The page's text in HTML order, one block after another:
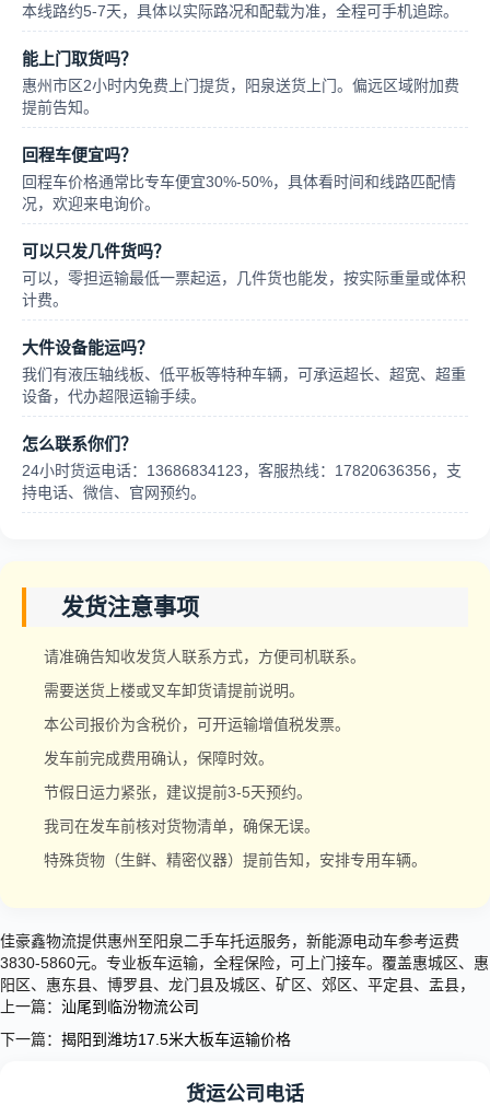
本线路约5-7天，具体以实际路况和配载为准，全程可手机追踪。
能上门取货吗？
惠州市区2小时内免费上门提货，阳泉送货上门。偏远区域附加费
提前告知。
回程车便宜吗？
回程车价格通常比专车便宜30%-50%，具体看时间和线路匹配情
况，欢迎来电询价。
可以只发几件货吗？
可以，零担运输最低一票起运，几件货也能发，按实际重量或体积
计费。
大件设备能运吗？
我们有液压轴线板、低平板等特种车辆，可承运超长、超宽、超重
设备，代办超限运输手续。
怎么联系你们？
24小时货运电话：13686834123，客服热线：17820636356，支
持电话、微信、官网预约。
发货注意事项
请准确告知收发货人联系方式，方便司机联系。
需要送货上楼或叉车卸货请提前说明。
本公司报价为含税价，可开运输增值税发票。
发车前完成费用确认，保障时效。
节假日运力紧张，建议提前3-5天预约。
我司在发车前核对货物清单，确保无误。
特殊货物（生鲜、精密仪器）提前告知，安排专用车辆。
佳豪鑫物流提供惠州至阳泉二手车托运服务，新能源电动车参考运费
3830-5860元。专业板车运输，全程保险，可上门接车。覆盖惠城区、惠
阳区、惠东县、博罗县、龙门县及城区、矿区、郊区、平定县、盂县，
上一篇： 汕尾到临汾物流公司
下一篇： 揭阳到潍坊17.5米大板车运输价格
货运公司电话